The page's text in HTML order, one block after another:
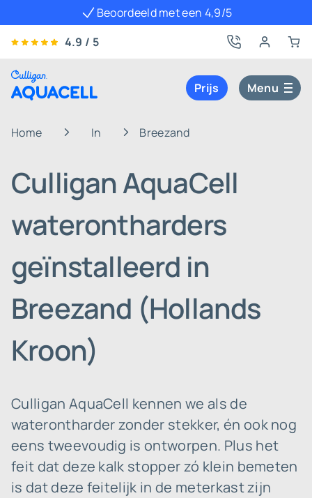
Beoordeeld met een 4,9/5
4.9 / 5
Prijs Menu
Home In Breezand
Culligan AquaCell
waterontharders
geïnstalleerd in
Breezand (Hollands
Kroon)
Culligan AquaCell kennen we als de
waterontharder zonder stekker, én ook nog
eens tweevoudig is ontworpen. Plus het
feit dat deze kalk stopper zó klein bemeten
is dat deze feitelijk in de meterkast zijn